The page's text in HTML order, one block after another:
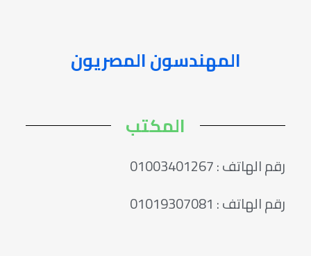
المهندسون المصريون
المكتب
رقم الهاتف : 01003401267
رقم الهاتف : 01019307081